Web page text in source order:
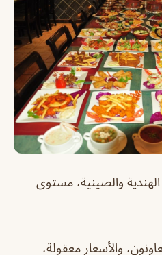
والصينية، مستوى
والأسعار معقولة،